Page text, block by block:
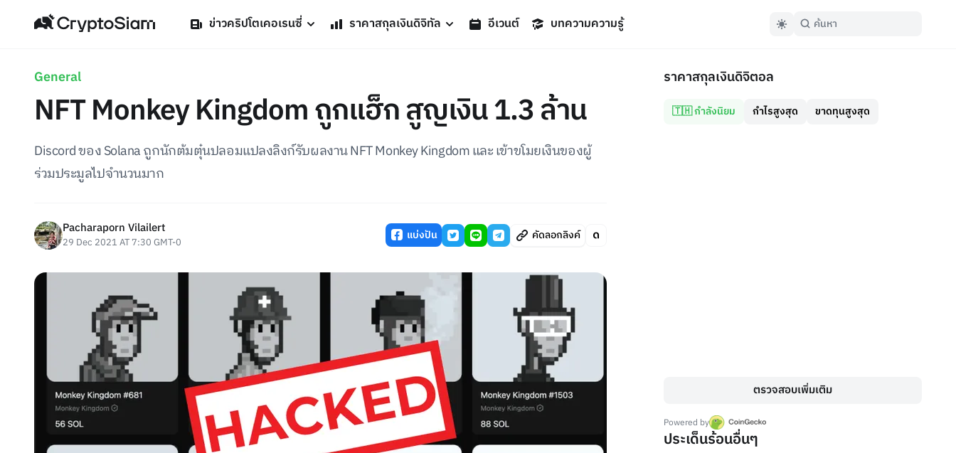
ข่าวคริปโตเคอเรนซี่ ราคาสกุลเงินดิจิทัล อีเวนต์ บทความความรู้
General
NFT Monkey Kingdom ถูกแฮ็ก สูญเงิน 1.3 ล้าน
Discord ของ Solana ถูกนักต้มตุ๋นปลอมแปลงลิงก์รับผลงาน NFT Monkey Kingdom และ เข้าขโมยเงินของผู้
ร่วมประมูลไปจำนวนมาก
Pacharaporn Vilailert
29 Dec 2021 AT 7:30 GMT-0 แบ่งปัน คัดลอกลิงค์
ราคาสกุลเงินดิจิตอล
🇹🇭 กำลังนิยม กำไรสูงสุด ขาดทุนสูงสุด
ตรวจสอบเพิ่มเติม
Powered by
ประเด็นร้อนอื่นๆ